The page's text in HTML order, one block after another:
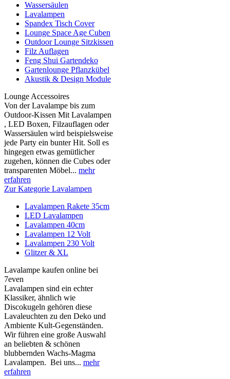
Wassersäulen
Lavalampen
Spandex Tisch Cover
Lounge Space Age Cuben
Outdoor Lounge Sitzkissen
Filz Auflagen
Feng Shui Gartendeko
Gartenlounge Pflanzkübel
Akustik & Design Module
Lounge Accessoires
Von der Lavalampe bis zum
Outdoor-Kissen Mit Lavalampen
, LED Boxen, Filzauflagen oder
Wassersäulen wird beispielsweise
jede Party ein bunter Hit. Soll es
hingegen etwas gemütlicher
zugehen, können die Cubes oder
transparenten Möbel... mehr
erfahren
Zur Kategorie Lavalampen
Lavalampen Rakete 35cm
LED Lavalampen
Lavalampen 40cm
Lavalampen 12 Volt
Lavalampen 230 Volt
Glitzer & XL
Lavalampe kaufen online bei
7even
Lavalampen sind ein echter
Klassiker, ähnlich wie
Discokugeln gehören diese
Lavaleuchten zu den Deko und
Ambiente Kult-Gegenständen.
Wir führen eine große Auswahl
an beliebten & schönen
blubbernden Wachs-Magma
Lavalampen. Bei uns... mehr
erfahren